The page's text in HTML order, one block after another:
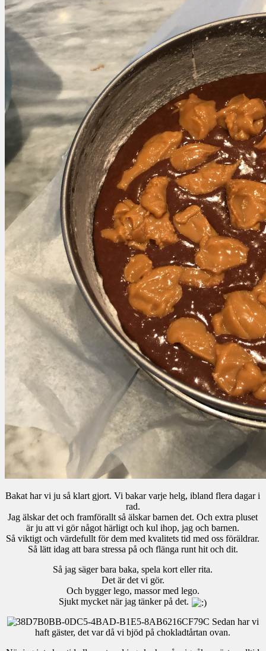
Bakat har vi ju så klart gjort. Vi bakar varje helg, ibland flera dagar i
rad.
Jag älskar det och framförallt så älskar barnen det. Och extra pluset
är ju att vi gör något härligt och kul ihop, jag och barnen.
Så viktigt och värdefullt för dem med kvalitets tid med oss föräldrar.
Så lätt idag att bara stressa på och flänga runt hit och dit.
Så jag säger bara baka, spela kort eller rita.
Det är det vi gör.
Och bygger lego, massor med lego.
Sjukt mycket när jag tänker på det.
Sedan har vi
haft gäster, det var då vi bjöd på chokladtårtan ovan.